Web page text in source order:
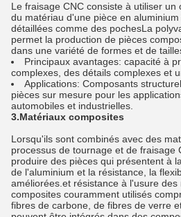
Le fraisage CNC consiste à utiliser
du matériau d'une pièce en
détaillées comme des pochesLa
permet la production de pièces
dans une variété de formes et de
Principaux avantages: capacité à
complexes, des détails complexes et
Applications: Composants
pièces sur mesure pour les
automobiles et industrielles.
3.Matériaux composites
Lorsqu'ils sont combinés avec des
processus de tournage et de fraisage
produire des pièces qui présentent à
de l'aluminium et la résistance, la
améliorées.et résistance à l'usure
composites couramment utilisés
fibres de carbone, de fibres de verre